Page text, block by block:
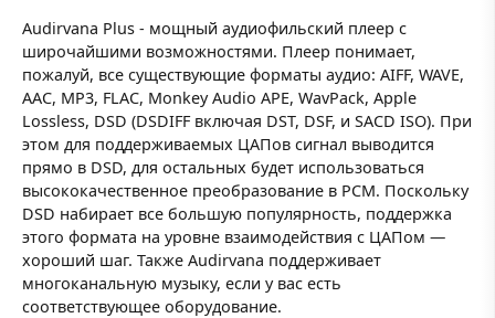
Audirvana Plus - мощный аудиофильский плеер с
широчайшими возможностями. Плеер понимает,
пожалуй, все существующие форматы аудио: AIFF, WAVE,
AAC, MP3, FLAC, Monkey Audio APE, WavPack, Apple
Lossless, DSD (DSDIFF включая DST, DSF, и SACD ISO). При
этом для поддерживаемых ЦАПов сигнал выводится
прямо в DSD, для остальных будет использоваться
высококачественное преобразование в PCM. Поскольку
DSD набирает все большую популярность, поддержка
этого формата на уровне взаимодействия с ЦАПом —
хороший шаг. Также Audirvana поддерживает
многоканальную музыку, если у вас есть
соответствующее оборудование.